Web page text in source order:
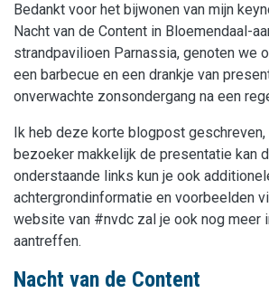
Bedankt voor het bijwonen van mijn
Nacht van de Content in Bloemendaal-
strandpavilioen Parnassia, genoten we
een barbecue en een drankje van
onverwachte zonsondergang na een
Ik heb deze korte blogpost geschreven,
bezoeker makkelijk de presentatie kan
onderstaande links kun je ook
achtergrondinformatie en voorbeelden
website van #nvdc zal je ook nog meer
aantreffen.
Nacht van de Content